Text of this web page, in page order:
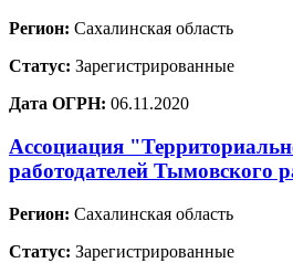
Регион: Сахалинская область
Статус: Зарегистрированные
Дата ОГРН: 06.11.2020
Ассоциация
работодателей Тымовского
Регион: Сахалинская область
Статус: Зарегистрированные